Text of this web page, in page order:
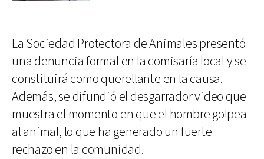
La Sociedad Protectora de Animales presentó
una denuncia formal en la comisaría local y se
constituirá como querellante en la causa.
Además, se difundió el desgarrador video que
muestra el momento en que el hombre golpea
al animal, lo que ha generado un fuerte
rechazo en la comunidad.